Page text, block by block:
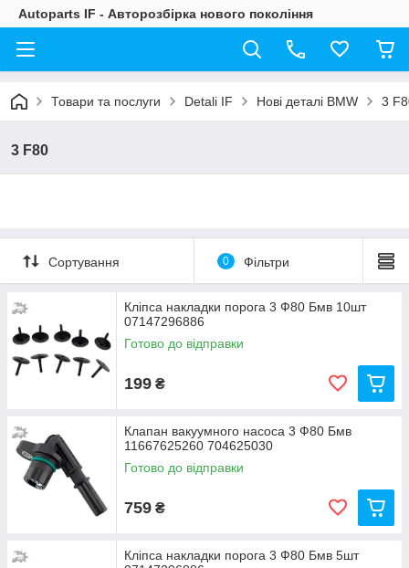
Autoparts IF - Авторозбірка нового покоління
Товари та послуги Detali IF Нові деталі BMW 3
3 F80
Сортування 0 Фільтри
Кліпса накладки порога 3 Ф80 Бмв 10шт
07147296886
Готово до відправки
199 ₴
Клапан вакуумного насоса 3 Ф80 Бмв
11667625260 704625030
Готово до відправки
759 ₴
Кліпса накладки порога 3 Ф80 Бмв 5шт